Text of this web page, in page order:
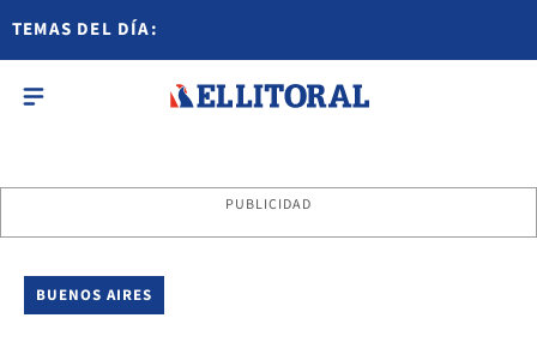
TEMAS DEL DÍA:
PUBLICIDAD
BUENOS AIRES